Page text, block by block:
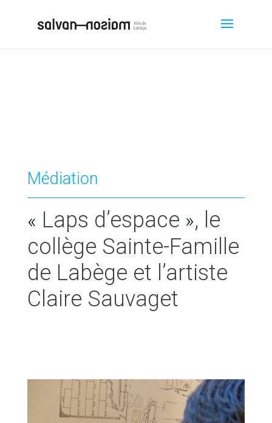
Médiation
« Laps d’espace », le
collège Sainte-Famille
de Labège et l’artiste
Claire Sauvaget